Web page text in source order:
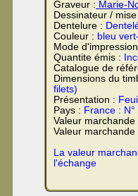
Graveur : Marie-
Dessinateur /
Dentelure :
Couleur : bleu
Mode
Quantite émis :
Catalogue de
Dimensions du
filets)
Présentation :
Pays : France :
Valeur
Valeur
La valeur
l'échange